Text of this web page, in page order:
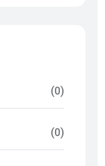
(0)
(0)